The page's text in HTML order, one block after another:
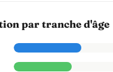
par tranche d'âge